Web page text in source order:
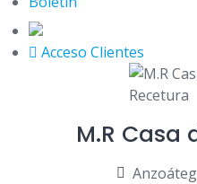
Acceso Clientes
M.R Casa